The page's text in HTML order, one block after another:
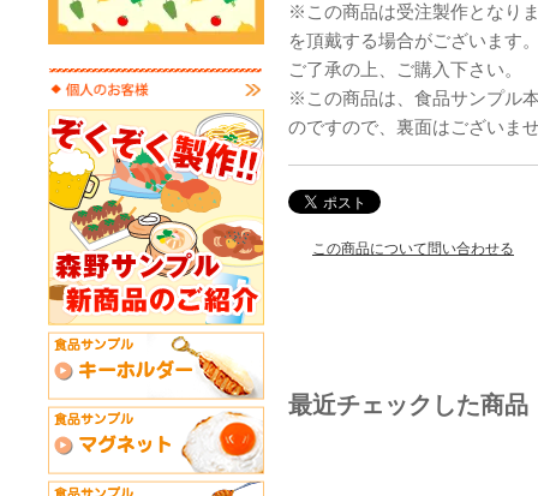
※この商品は受注製作となり
を頂戴する場合がございます
ご了承の上、ご購入下さい。
※この商品は、食品サンプル
のですので、裏面はございま
この商品について問い合わせる
最近チェックした商品